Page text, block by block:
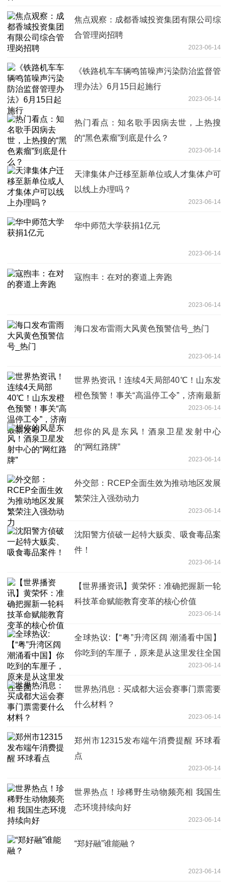
焦点观察：成都香城投资集团有限公司综
合管理岗招聘
2023-06-14
《铁路机车车辆鸣笛噪声污染防治监督管
理办法》6月15日起施行
2023-06-14
热门看点：知名歌手因病去世，上热搜
的“黑色素瘤”到底是什么？
2023-06-14
天津集体户迁移至新单位或人才集体户可
以线上办理吗？
2023-06-14
华中师范大学获捐1亿元
2023-06-14
寇煦丰：在对的赛道上奔跑
2023-06-14
海口发布雷雨大风黄色预警信号_热门
2023-06-14
世界热资讯！连续4天局部40℃！山东发
橙色预警！事关“高温停工令”，济南最新
2023-06-14
想你的风是东风！酒泉卫星发射中心
的“网红路牌”
2023-06-14
外交部：RCEP全面生效为推动地区发展
繁荣注入强劲动力
2023-06-14
沈阳警方侦破一起特大贩卖、吸食毒品案
件！
2023-06-14
【世界播资讯】黄荣怀：准确把握新一轮
科技革命赋能教育变革的核心价值
2023-06-14
全球热议:【“粤”升湾区阔 潮涌看中国】
你吃到的车厘子，原来是从这里发往全国
2023-06-14
世界热消息：买成都大运会赛事门票需要
什么材料？
2023-06-14
郑州市12315发布端午消费提醒 环球看
点
2023-06-14
世界热点！珍稀野生动物频亮相 我国生
态环境持续向好
2023-06-14
“郑好融”谁能融？
2023-06-14